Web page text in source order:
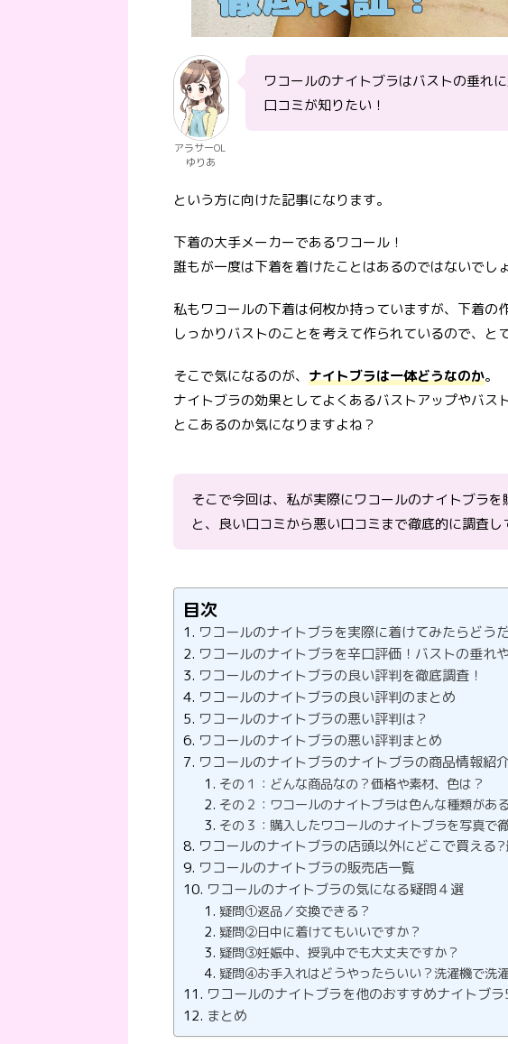
アラサーOL
ゆりあ
ワコールのナイトブラはバストの垂れ
口コミが知りたい！
という方に向けた記事になります。
下着の大手メーカーであるワコール！
誰もが一度は下着を着けたことはあるのではないでし
私もワコールの下着は何枚か持っていますが、下着の
しっかりバストのことを考えて作られているので、と
そこで気になるのが、 ナイトブラは一体どうなのか。
ナイトブラの効果としてよくあるバストアップやバス
とこあるのか気になりますよね？
そこで今回は、私が実際にワコールのナイトブラ
と、良い口コミから悪い口コミまで徹底的に調査し
目次
ワコールのナイトブラを実際に着けてみたらどう
ワコールのナイトブラを辛口評価！バストの垂れ
ワコールのナイトブラの良い評判を徹底調査！
ワコールのナイトブラの良い評判のまとめ
ワコールのナイトブラの悪い評判は？
ワコールのナイトブラの悪い評判まとめ
ワコールのナイトブラのナイトブラの商品情報紹
その１：どんな商品なの？価格や素材、色は？
その２：ワコールのナイトブラは色んな種類があ
その３：購入したワコールのナイトブラを写真で
ワコールのナイトブラの店頭以外にどこで買える?
ワコールのナイトブラの販売店一覧
ワコールのナイトブラの気になる疑問４選
疑問①返品／交換できる？
疑問②日中に着けてもいいですか？
疑問③妊娠中、授乳中でも大丈夫ですか？
疑問④お手入れはどうやったらいい？洗濯機で洗
ワコールのナイトブラを他のおすすめナイトブ
まとめ